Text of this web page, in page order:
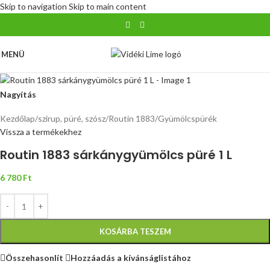
Skip to navigation Skip to main content
MENÜ
Nagyítás
Kezdőlap/szirup, püré, szósz/Routin 1883/Gyümölcspürék
Vissza a termékekhez
Routin 1883 sárkánygyümölcs püré 1 L
6 780Ft
KOSÁRBA TESZEM
Összehasonlít
Hozzáadás a kívánságlistához